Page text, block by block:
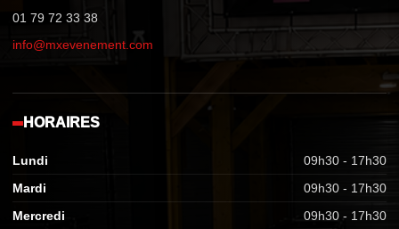
01 79 72 33 38
info@mxevenement.com
HORAIRES
Lundi
09h30 - 17h30
Mardi
09h30 - 17h30
Mercredi
09h30 - 17h30